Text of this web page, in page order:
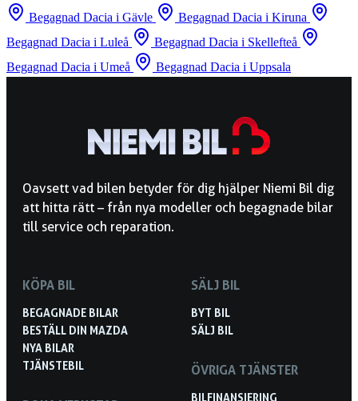
Begagnad Dacia i Gävle
Begagnad Dacia i Kiruna
Begagnad Dacia i Luleå
Begagnad Dacia i Skellefteå
Begagnad Dacia i Umeå
Begagnad Dacia i Uppsala
Oavsett vad bilen betyder för dig hjälper Niemi Bil dig
att hitta rätt – från nya modeller och begagnade bilar
till service och reparation.
KÖPA BIL
BEGAGNADE BILAR
BESTÄLL DIN MAZDA
NYA BILAR
TJÄNSTEBIL
SÄLJ BIL
BYT BIL
SÄLJ BIL
ÖVRIGA TJÄNSTER
BILFINANSIERING